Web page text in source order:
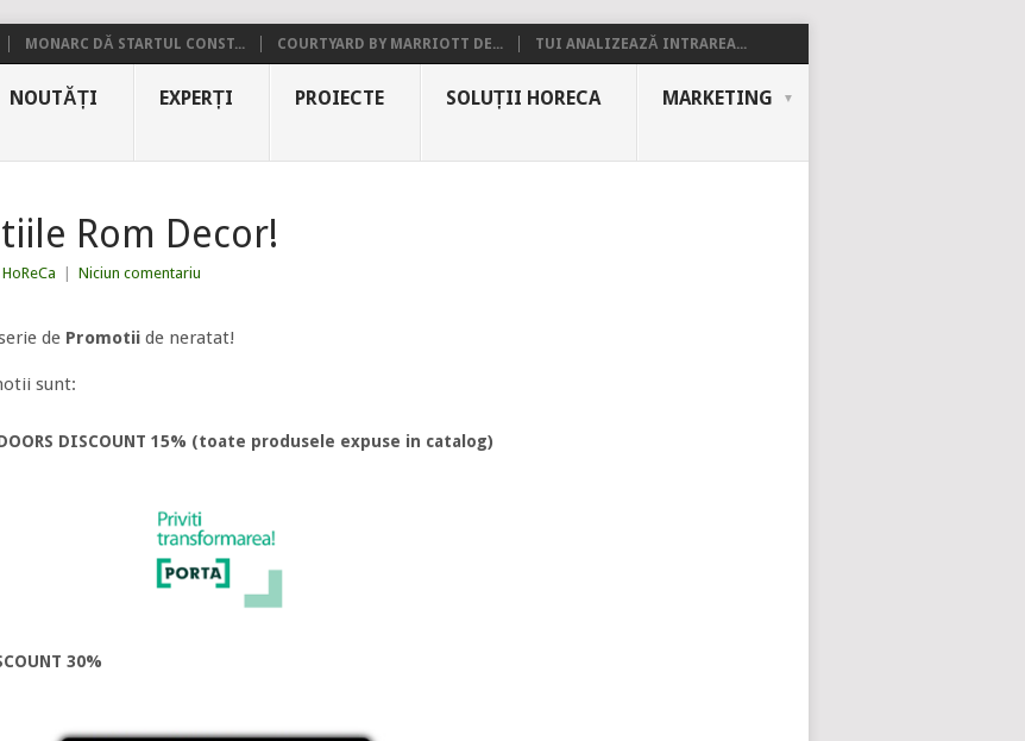
MONARC DĂ STARTUL CONST... COURTYARD BY MARRIOTT DE... TUI ANALIZEAZĂ INTRAREA...
NOUTĂȚI EXPERȚI PROIECTE SOLUȚII HORECA MARKETING
Rom Decor!
Niciun comentariu
de Promotii de neratat!
sunt:
DOORS DISCOUNT 15% (toate produsele expuse in catalog)
30%